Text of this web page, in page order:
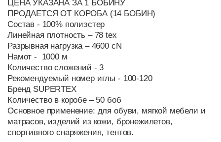
ЦЕНА УКАЗАНА ЗА 1 БОБИНУ
ПРОДАЕТСЯ ОТ КОРОБА (14 БОБИН)
Состав - 100% полиэстер
Линейная плотность – 78 tex
Разрывная нагрузка – 4600 cN
Намот - 1000 м
Количество сложений - 3
Рекомендуемый номер иглы - 100-120
Бренд SUPERTEX
Количество в коробе – 50 боб
Основное применение: для обуви, мягкой мебели и
матрасов, изделий из кожи, бронежилетов,
спортивного снаряжения, тентов.